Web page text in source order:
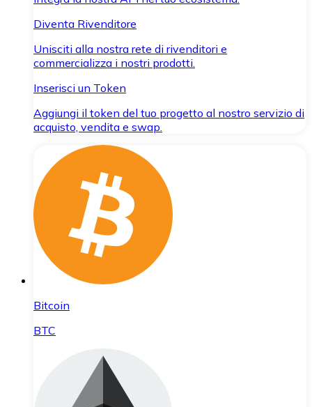
Diventa Rivenditore
Unisciti alla nostra rete di rivenditori e
commercializza i nostri prodotti.
Inserisci un Token
Aggiungi il token del tuo progetto al nostro servizio di
acquisto, vendita e swap.
Bitcoin
BTC